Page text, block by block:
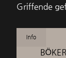
Griffende
Info